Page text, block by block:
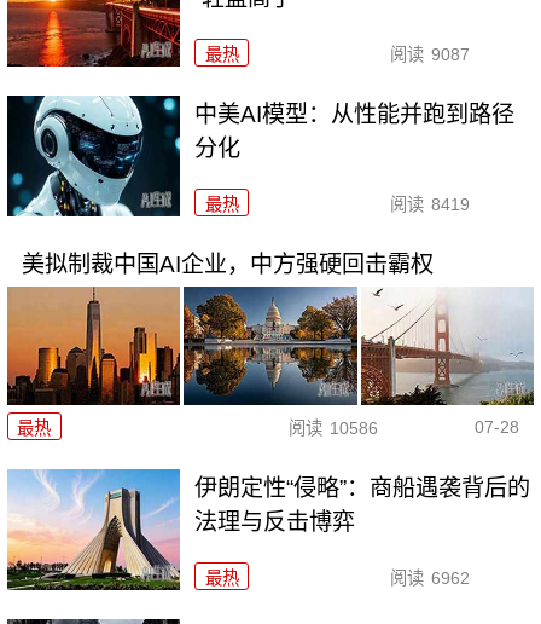
最热 阅读 9087
中美AI模型：从性能并跑到路径
分化
最热 阅读 8419
美拟制裁中国AI企业，中方强硬回击霸权
最热 阅读 10586 07-28
伊朗定性“侵略”：商船遇袭背后的
法理与反击博弈
最热 阅读 6962